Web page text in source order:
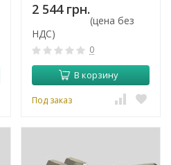
2 544 грн.
(цена без
НДС)
0
В корзину
Под заказ